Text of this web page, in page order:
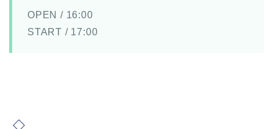
OPEN / 16:00
START / 17:00